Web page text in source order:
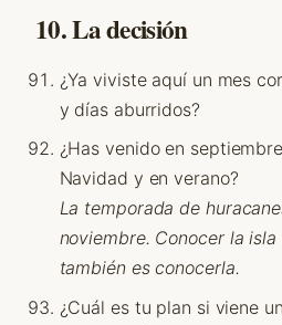
10. La decisión
¿Ya viviste aquí un mes
y días aburridos?
¿Has venido en
Navidad y en verano?
La temporada de
noviembre. Conocer la isla
también es conocerla.
¿Cuál es tu plan si viene